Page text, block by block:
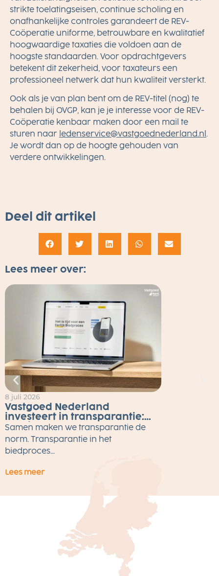
strikte toelatingseisen, continue scholing en
onafhankelijke controles garandeert de REV-
Coöperatie uniforme, betrouwbare en kwalitatief
hoogwaardige taxaties die voldoen aan de
hoogste standaarden. Voor opdrachtgevers
betekent dit zekerheid, voor taxateurs een
professioneel netwerk dat hun kwaliteit versterkt.
Ook als je van plan bent om de REV-titel (nog) te
behalen bij OVGP, kan je je interesse voor de REV-
Coöperatie kenbaar maken door een mail te
sturen naar ln.dnalredendeogtsav@ecivresnedel .
Je wordt dan op de hoogte gehouden van
verdere ontwikkelingen.
Deel dit artikel
Lees meer over:
8 juli 2026
Vastgoed Nederland
investeert in transparantie:
Eerlijk Bieden tot eind 2026
gratis voor alle makelaars
Samen maken we transparantie de
norm. Transparantie in het
biedproces...
Lees meer